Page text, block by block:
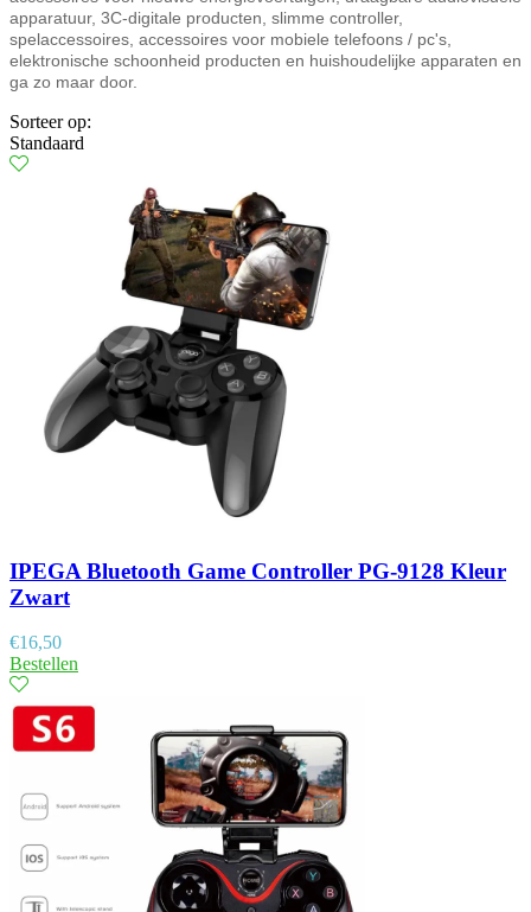
apparatuur, 3C-digitale producten, slimme controller,
spelaccessoires, accessoires voor mobiele telefoons / pc's,
elektronische schoonheid producten en huishoudelijke apparaten en
ga zo maar door.
Sorteer op:
Standaard
IPEGA Bluetooth Game Controller PG-9128 Kleur
Zwart
€16,50
Bestellen